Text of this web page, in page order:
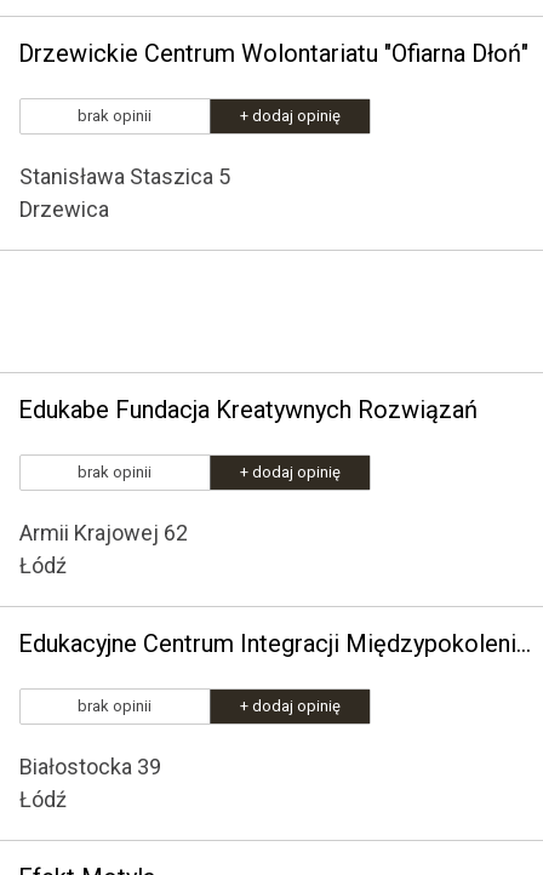
Drzewickie Centrum Wolontariatu "Ofiarna Dłoń"
brak opinii + dodaj opinię
Stanisława Staszica 5
Drzewica
Edukabe Fundacja Kreatywnych Rozwiązań
brak opinii + dodaj opinię
Armii Krajowej 62
Łódź
Edukacyjne Centrum Integracji Międzypokoleniowej "Hipokamp"
brak opinii + dodaj opinię
Białostocka 39
Łódź